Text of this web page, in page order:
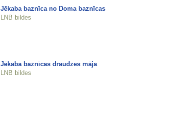
Jēkaba baznīca no Doma baznīcas
LNB bildes
Jēkaba baznīcas draudzes māja
LNB bildes